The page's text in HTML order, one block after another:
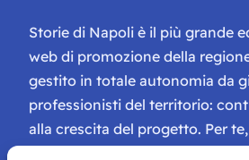
Storie di Napoli è il più grande
web di promozione della
gestito in totale autonomia da
professionisti del territorio:
alla crescita del progetto. Per